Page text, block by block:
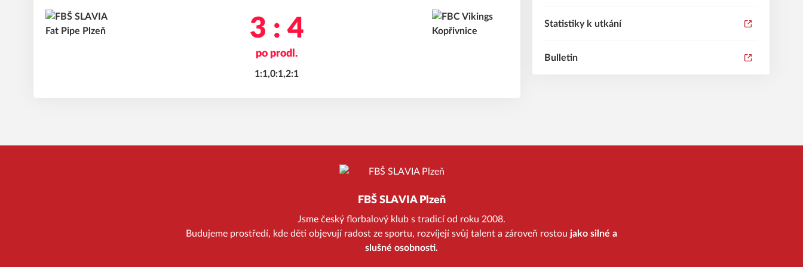
3 : 4
po prodl.
1:1,0:1,2:1
Statistiky k utkání
Bulletin
FBŠ SLAVIA Plzeň
Jsme český florbalový klub s tradicí od roku 2008.
Budujeme prostředí, kde děti objevují radost ze sportu, rozvíjejí svůj talent a zároveň rostou jako silné a
slušné osobnosti.